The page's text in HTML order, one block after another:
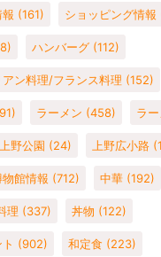
(161) ショッピング情報
ハンバーグ (112)
ン料理/フランス料理 (152)
ラーメン (458) ラ
上野公園 (24) 上野広小路
物館情報 (712) 中華 (192)
理 (337) 丼物 (122)
(902) 和定食 (223)